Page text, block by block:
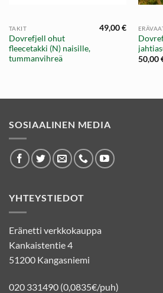
TAKIT
Dovrefjell ohut
fleecetakki (N) naisille,
tummanvihreä
49,00€
50,00
SOSIAALINEN MEDIA
YHTEYSTIEDOT
Eränetti verkkokauppa
Kankaistentie 4
51200 Kangasniemi
020 331490 (0,0835€/puh)